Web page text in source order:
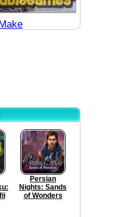
Persian
Nights: Sands
of Wonders